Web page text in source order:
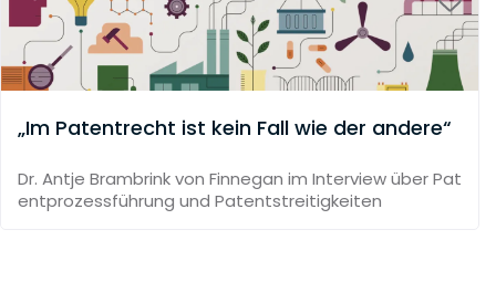
„Im Patentrecht ist kein Fall wie der andere“
Dr. Antje Brambrink von Finnegan im Interview über Pat
entprozessführung und Patentstreitigkeiten